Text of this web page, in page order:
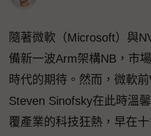
隨著微軟（Microsoft）與
備新一波Arm架構NB，市
時代的期待。然而，微軟
Steven Sinofsky在此時溫
覆產業的科技狂熱，早在